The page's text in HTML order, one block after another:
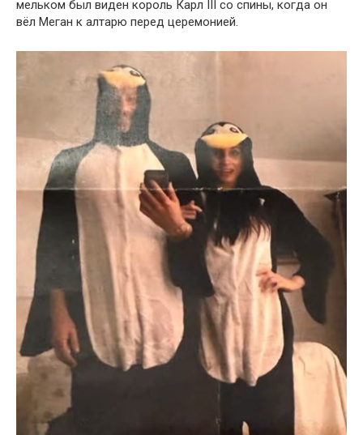
мельком был виден король Карл III со спины, когда он
вёл Меган к алтарю перед церемонией.